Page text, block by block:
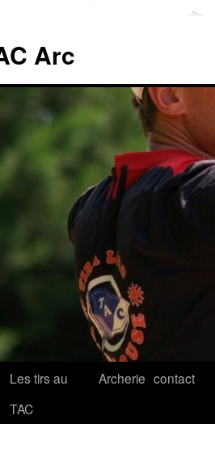
Arc
Les tirs au
TAC
Archerie contact